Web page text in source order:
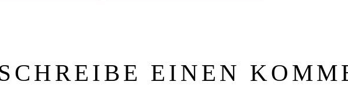
EINEN